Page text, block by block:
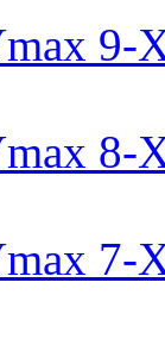
9-
8-
7-